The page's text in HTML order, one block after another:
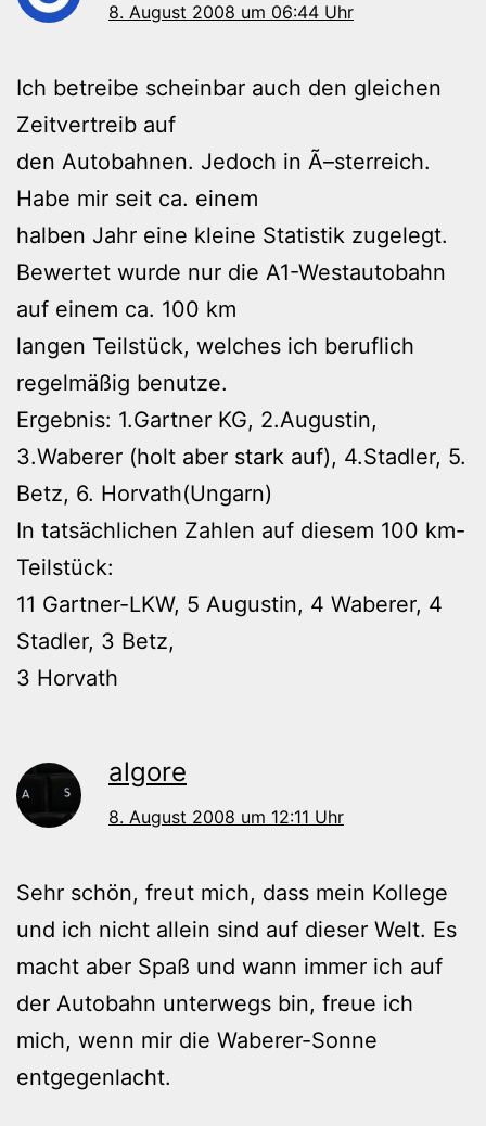
8. August 2008 um 06:44 Uhr
Ich betreibe scheinbar auch den gleichen
Zeitvertreib auf
den Autobahnen. Jedoch in Ã–sterreich.
Habe mir seit ca. einem
halben Jahr eine kleine Statistik zugelegt.
Bewertet wurde nur die A1-Westautobahn
auf einem ca. 100 km
langen Teilstück, welches ich beruflich
regelmäßig benutze.
Ergebnis: 1.Gartner KG, 2.Augustin,
3.Waberer (holt aber stark auf), 4.Stadler, 5.
Betz, 6. Horvath(Ungarn)
In tatsächlichen Zahlen auf diesem 100 km-
Teilstück:
11 Gartner-LKW, 5 Augustin, 4 Waberer, 4
Stadler, 3 Betz,
3 Horvath
algore
8. August 2008 um 12:11 Uhr
Sehr schön, freut mich, dass mein Kollege
und ich nicht allein sind auf dieser Welt. Es
macht aber Spaß und wann immer ich auf
der Autobahn unterwegs bin, freue ich
mich, wenn mir die Waberer-Sonne
entgegenlacht.